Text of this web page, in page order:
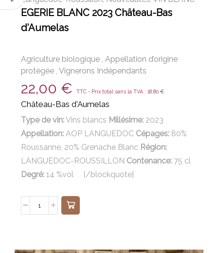
EGERIE BLANC 2023 Château-Bas
d’Aumelas
Agriculture biologique , Appellation d’origine
protégée , Vignerons Indépendants
22,00 € TTC - Prix total sans la TVA : 18,80 €
Château-Bas d'Aumelas
Type de vin:Vins blancs Millésime: 2023
Appellation: AOP LANGUEDOC Cépages: 80%
Roussanne, 20% Grenache Blanc Région:
LANGUEDOC-ROUSSILLON Contenance: 75 cl
Degré: 14 %vol [/blockquote]